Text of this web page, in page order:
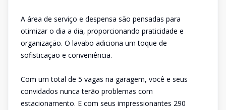
A área de serviço e despensa são pensadas para
otimizar o dia a dia, proporcionando praticidade e
organização. O lavabo adiciona um toque de
sofisticação e conveniência.
Com um total de 5 vagas na garagem, você e seus
convidados nunca terão problemas com
estacionamento. E com seus impressionantes 290